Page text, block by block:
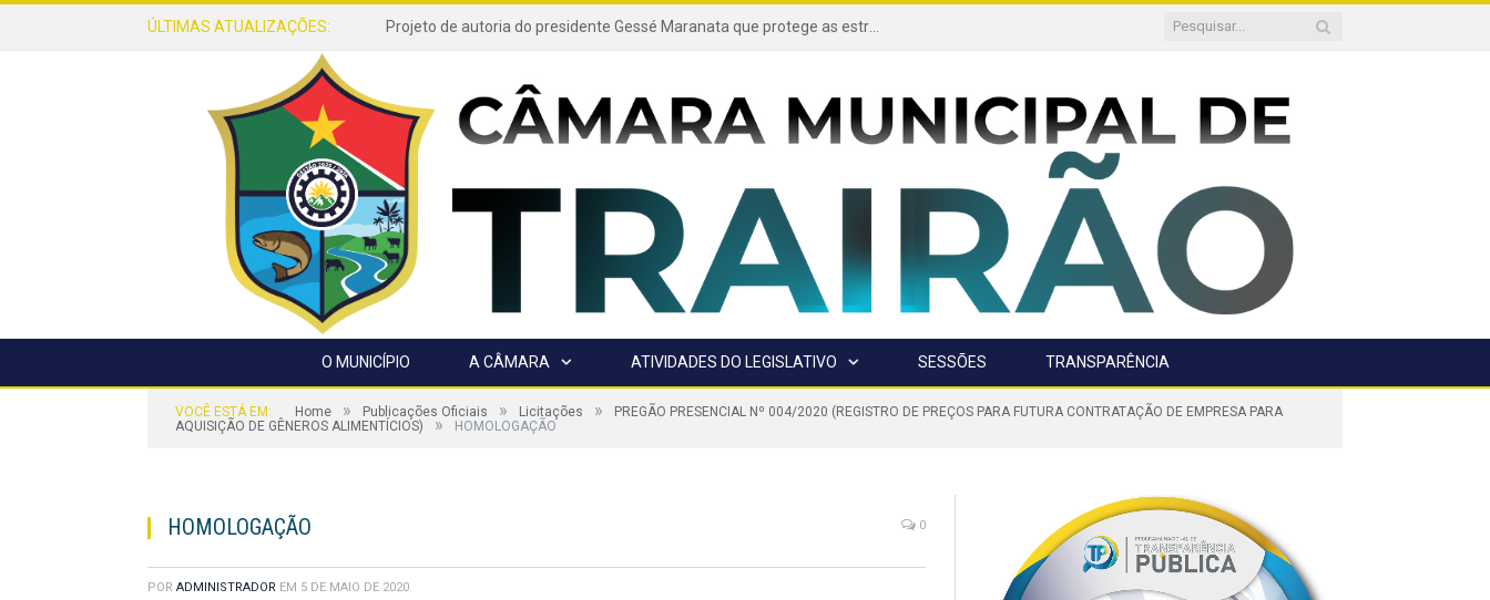
ÚLTIMAS ATUALIZAÇÕES: Projeto de autoria do presidente Gessé Maranata que protege as estradas vicinais de Trairão é transformado em lei
O MUNICÍPIO A CÂMARA ATIVIDADES DO LEGISLATIVO SESSÕES TRANSPARÊNCIA
VOCÊ ESTÁ EM: Home » Publicações Oficiais » Licitações »
PREGÃO PRESENCIAL Nº 004/2020 (REGISTRO DE PREÇOS PARA FUTURA CONTRATAÇÃO DE EMPRESA PARA
AQUISIÇÃO DE GÊNEROS ALIMENTÍCIOS)
» HOMOLOGAÇÃO
HOMOLOGAÇÃO 0
POR ADMINISTRADOR EM 5 DE MAIO DE 2020